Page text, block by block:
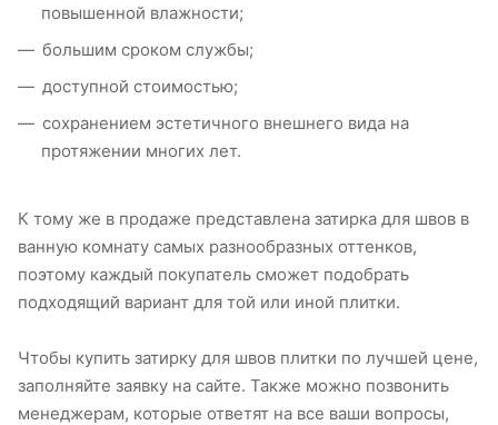
повышенной влажности;
большим сроком службы;
доступной стоимостью;
сохранением эстетичного внешнего вида на
протяжении многих лет.
К тому же в продаже представлена затирка для швов в
ванную комнату самых разнообразных оттенков,
поэтому каждый покупатель сможет подобрать
подходящий вариант для той или иной плитки.
Чтобы купить затирку для швов плитки по лучшей цене,
заполняйте заявку на сайте. Также можно позвонить
менеджерам, которые ответят на все ваши вопросы,